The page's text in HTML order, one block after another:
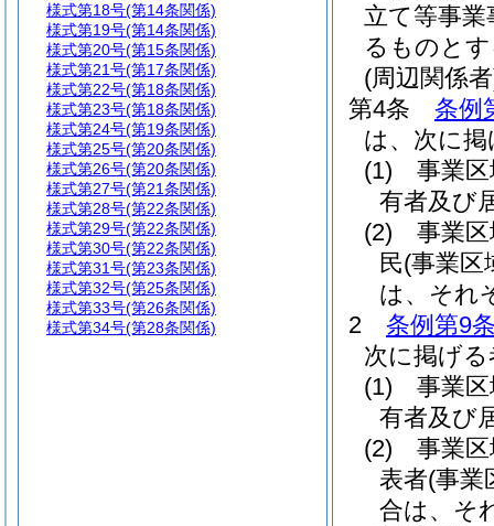
立て等事業
るものと
(周辺関係
第4条
条例
は、次に
(1)
事業
有者及び
(2)
事業
民(事業区
は、それ
2
条例第9
次に掲げ
(1)
事業
有者及び
(2)
事業
表者(事業
合は、そ
様式第18号(第14条関係)
様式第19号(第14条関係)
様式第20号(第15条関係)
様式第21号(第17条関係)
様式第22号(第18条関係)
様式第23号(第18条関係)
様式第24号(第19条関係)
様式第25号(第20条関係)
様式第26号(第20条関係)
様式第27号(第21条関係)
様式第28号(第22条関係)
様式第29号(第22条関係)
様式第30号(第22条関係)
様式第31号(第23条関係)
様式第32号(第25条関係)
様式第33号(第26条関係)
様式第34号(第28条関係)